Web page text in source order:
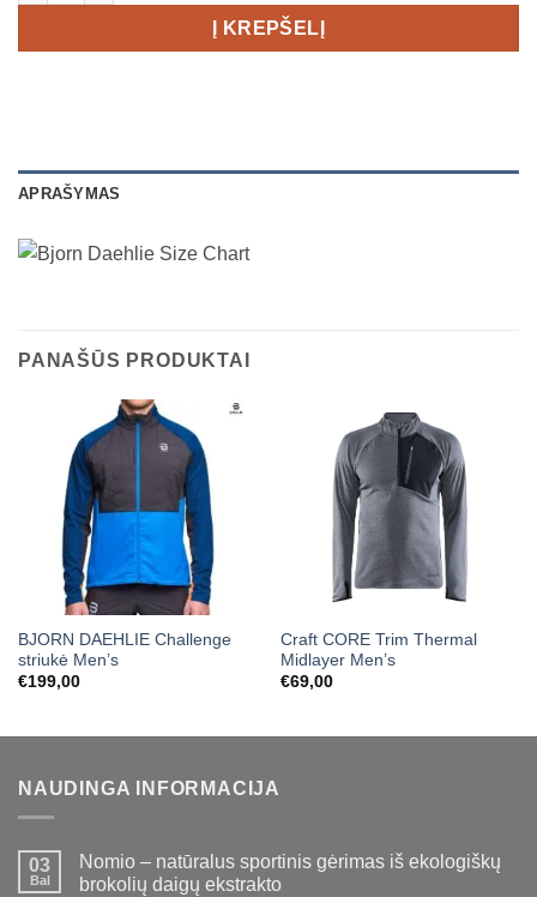
Į KREPŠELĮ
APRAŠYMAS
PANAŠŪS PRODUKTAI
BJORN DAEHLIE Challenge
striukė Men’s
€199,00
Craft CORE Trim Thermal
Midlayer Men’s
€69,00
NAUDINGA INFORMACIJA
03
Bal
Nomio – natūralus sportinis gėrimas iš ekologiškų
brokolių daigų ekstrakto